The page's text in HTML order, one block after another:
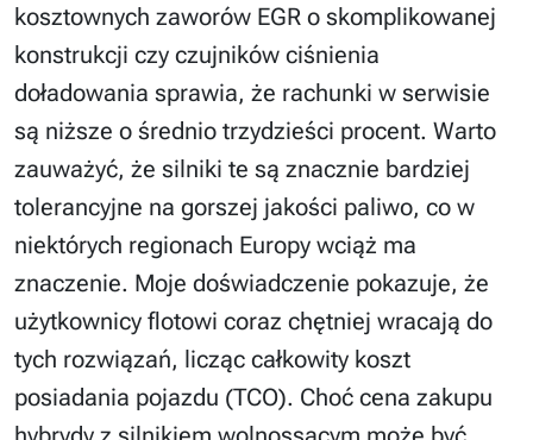
kosztownych zaworów EGR o skomplikowanej
konstrukcji czy czujników ciśnienia
doładowania sprawia, że rachunki w serwisie
są niższe o średnio trzydzieści procent. Warto
zauważyć, że silniki te są znacznie bardziej
tolerancyjne na gorszej jakości paliwo, co w
niektórych regionach Europy wciąż ma
znaczenie. Moje doświadczenie pokazuje, że
użytkownicy flotowi coraz chętniej wracają do
tych rozwiązań, licząc całkowity koszt
posiadania pojazdu (TCO). Choć cena zakupu